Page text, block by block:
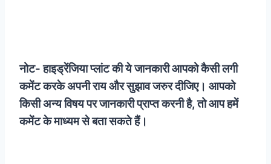
नोट- हाइड्रेंजिया प्लांट की ये जानकारी आपको कैसी लगी
कमेंट करके अपनी राय और सुझाव जरुर दीजिए। आपको
किसी अन्य विषय पर जानकारी प्राप्त करनी है, तो आप हमें
कमेंट के माध्यम से बता सकते हैं।